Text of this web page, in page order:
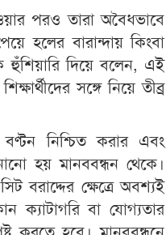
পরও তারা অবৈধভাবে
হলের বারান্দায় কিংবা
দিয়ে বলেন, এই
সঙ্গে নিয়ে তীব্র
বণ্টন নিশ্চিত করার এবং
হয় মানববন্ধন থেকে।
বরাদ্দের ক্ষেত্রে অবশ্যই
ক্যাটাগরি বা যোগ্যতার